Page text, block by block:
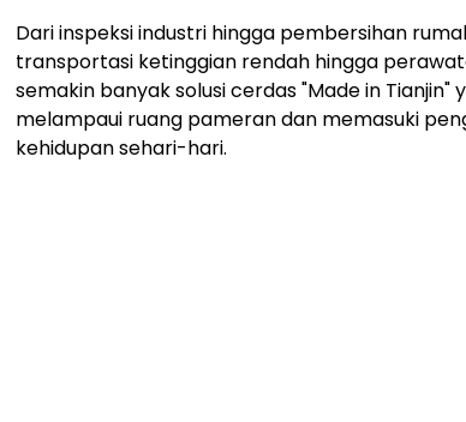
Dari inspeksi industri hingga pembersihan
transportasi ketinggian rendah hingga
semakin banyak solusi cerdas "Made in Tianjin"
melampaui ruang pameran dan memasuki
kehidupan sehari-hari.